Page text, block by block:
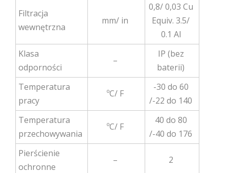
Filtracja
wewnętrzna
mm/ in
0,8/ 0,03 Cu
Equiv. 3.5/
0.1 Al
Klasa
odporności
–
IP (bez
baterii)
Temperatura
pracy
ºC/ F
-30 do 60
/-22 do 140
Temperatura
przechowywania
ºC/ F
40 do 80
/-40 do 176
Pierścienie
ochronne
– 2